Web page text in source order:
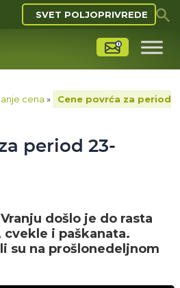
SVET POLJOPRIVREDE
cena »
Cene povrća za period
period 23-
došlo je do rasta
i paškanata.
su na prošlonedeljnom